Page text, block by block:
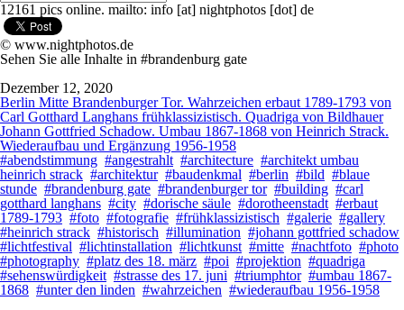
12161 pics online. mailto: info [at] nightphotos [dot] de
© www.nightphotos.de
Sehen Sie alle Inhalte in #brandenburg gate
Dezember 12, 2020
Berlin Mitte Brandenburger Tor. Wahrzeichen erbaut 1789-1793 von
Carl Gotthard Langhans frühklassizistisch. Quadriga von Bildhauer
Johann Gottfried Schadow. Umbau 1867-1868 von Heinrich Strack.
Wiederaufbau und Ergänzung 1956-1958
#abendstimmung #angestrahlt #architecture #architekt umbau
heinrich strack #architektur #baudenkmal #berlin #bild #blaue
stunde #brandenburg gate #brandenburger tor #building #carl
gotthard langhans #city #dorische säule #dorotheenstadt #erbaut
1789-1793 #foto #fotografie #frühklassizistisch #galerie #gallery
#heinrich strack #historisch #illumination #johann gottfried schadow
#lichtfestival #lichtinstallation #lichtkunst #mitte #nachtfoto #photo
#photography #platz des 18. märz #poi #projektion #quadriga
#sehenswürdigkeit #strasse des 17. juni #triumphtor #umbau 1867-
1868 #unter den linden #wahrzeichen #wiederaufbau 1956-1958